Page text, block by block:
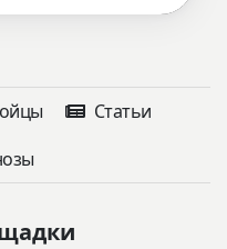
Статьи